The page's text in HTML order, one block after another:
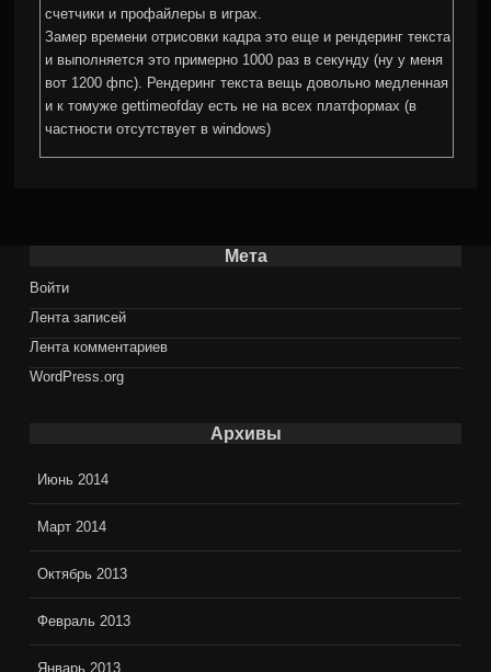
счетчики и профайлеры в играх.
Замер времени отрисовки кадра это еще и рендеринг текста
и выполняется это примерно 1000 раз в секунду (ну у меня
вот 1200 фпс). Рендеринг текста вещь довольно медленная
и к томуже gettimeofday есть не на всех платформах (в
частности отсутствует в windows)
Мета
Войти
Лента записей
Лента комментариев
WordPress.org
Архивы
Июнь 2014
Март 2014
Октябрь 2013
Февраль 2013
Январь 2013